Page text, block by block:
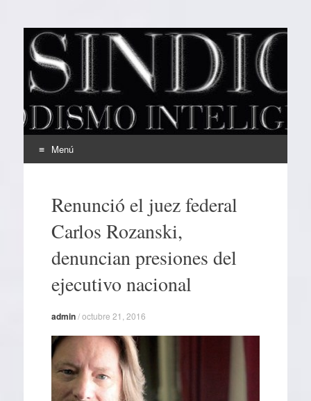
EL SINDICAL
Periodismo Inteligente
Menú
contenidoRenunció el juez federal
Carlos Rozanski,
denuncian presiones del
ejecutivo nacional
admin/octubre 21, 2016